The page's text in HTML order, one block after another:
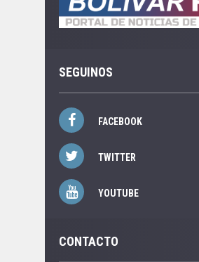
SEGUINOS
FACEBOOK
TWITTER
YOUTUBE
CONTACTO